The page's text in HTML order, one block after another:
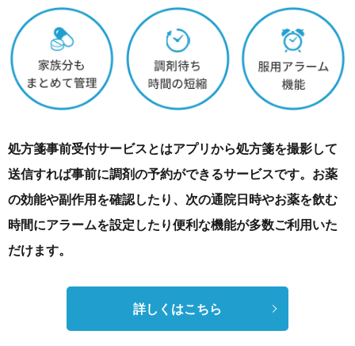
処方箋事前受付サービスとはアプリから処方箋を撮影して
送信すれば事前に調剤の予約ができるサービスです。 お薬
の効能や副作用を確認したり、次の通院日時やお薬を飲む
時間にアラームを設定したり便利な機能が多数ご利用いた
だけます。
詳しくはこちら